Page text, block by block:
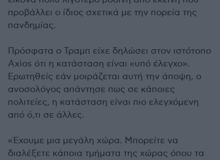
προβάλλει ο ίδιος σχετικά με την πορεία της
πανδημίας.
Πρόσφατα ο Τραμπ είχε δηλώσει στον ιστότοπο
Axios ότι η κατάσταση είναι «υπό έλεγχο».
Ερωτηθείς εάν μοιράζεται αυτή την άποψη, ο
ανοσολόγος απάντησε πως σε κάποιες
πολιτείες, η κατάσταση είναι πιο ελεγχόμενη
από ό,τι σε άλλες.
«Έχουμε μια μεγάλη χώρα. Μπορείτε να
διαλέξετε κάποια τμήματα της χώρας όπου τα